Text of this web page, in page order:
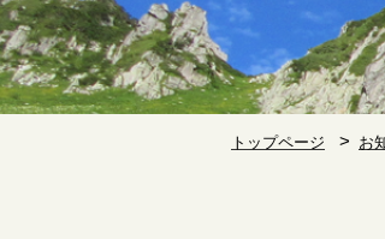
トップページ お